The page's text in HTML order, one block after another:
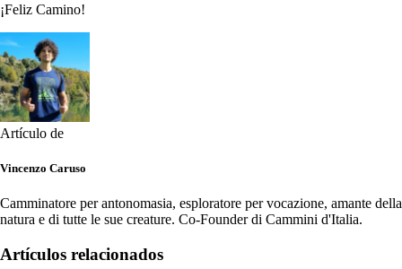
¡Feliz Camino!
Artículo de
Vincenzo Caruso
Camminatore per antonomasia, esploratore per vocazione, amante della
natura e di tutte le sue creature. Co-Founder di Cammini d'Italia.
Artículos relacionados